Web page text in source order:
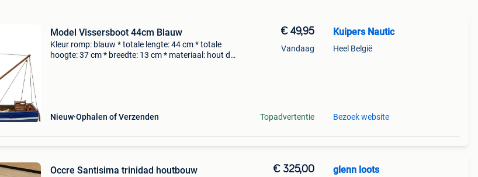
Model Vissersboot 44cm Blauw
Kleur romp: blauw * totale lengte: 44 cm * totale
hoogte: 37 cm * breedte: 13 cm * materiaal: hout dit
Nieuw Ophalen of Verzenden
€ 49,95
Vandaag
Topadvertentie
Kuipers Nautic
Heel België
Bezoek website
Occre Santisima trinidad houtbouw € 325,00 glenn loots